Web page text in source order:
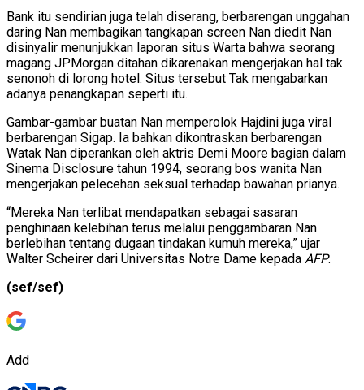
Bank itu sendirian juga telah diserang, berbarengan unggahan
daring Nan membagikan tangkapan screen Nan diedit Nan
disinyalir menunjukkan laporan situs Warta bahwa seorang
magang JPMorgan ditahan dikarenakan mengerjakan hal tak
senonoh di lorong hotel. Situs tersebut Tak mengabarkan
adanya penangkapan seperti itu.
Gambar-gambar buatan Nan memperolok Hajdini juga viral
berbarengan Sigap. Ia bahkan dikontraskan berbarengan
Watak Nan diperankan oleh aktris Demi Moore bagian dalam
Sinema Disclosure tahun 1994, seorang bos wanita Nan
mengerjakan pelecehan seksual terhadap bawahan prianya.
“Mereka Nan terlibat mendapatkan sebagai sasaran
penghinaan kelebihan terus melalui penggambaran Nan
berlebihan tentang dugaan tindakan kumuh mereka,” ujar
Walter Scheirer dari Universitas Notre Dame kepada AFP.
(sef/sef)
Add